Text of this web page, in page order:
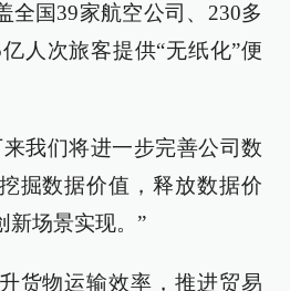
全国39家航空公司、230多
人次旅客提供“无纸化”便
我们将进一步完善公司数
掘数据价值，释放数据价
新场景实现。”
货物运输效率，推进贸易